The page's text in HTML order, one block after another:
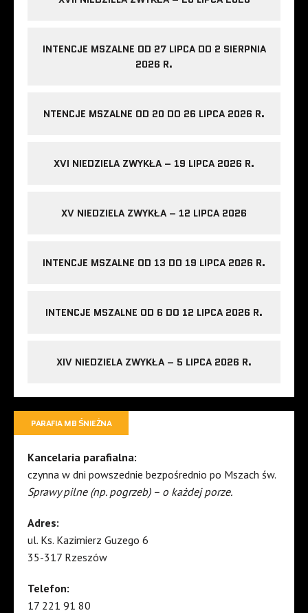
INTENCJE MSZALNE OD 27 LIPCA DO 2 SIERPNIA
2026 R.
NTENCJE MSZALNE OD 20 DO 26 LIPCA 2026 R.
XVI NIEDZIELA ZWYKŁA – 19 LIPCA 2026 R.
XV NIEDZIELA ZWYKŁA – 12 LIPCA 2026
INTENCJE MSZALNE OD 13 DO 19 LIPCA 2026 R.
INTENCJE MSZALNE OD 6 DO 12 LIPCA 2026 R.
XIV NIEDZIELA ZWYKŁA – 5 LIPCA 2026 R.
PARAFIA MB ŚNIEŻNA
Kancelaria parafialna:
czynna w dni powszednie bezpośrednio po Mszach św.
Sprawy pilne (np. pogrzeb) – o każdej porze.
Adres:
ul. Ks. Kazimierz Guzego 6
35-317 Rzeszów
Telefon:
17 221 91 80